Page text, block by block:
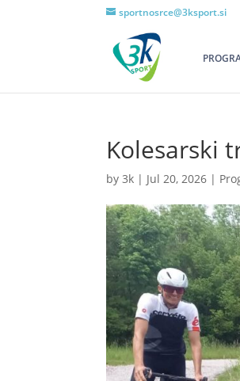
sportnosrce@3ksport.si
Kolesarski
by3k | Jul 20, 2026 |